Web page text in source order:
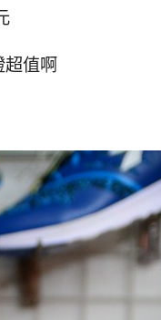
值啊